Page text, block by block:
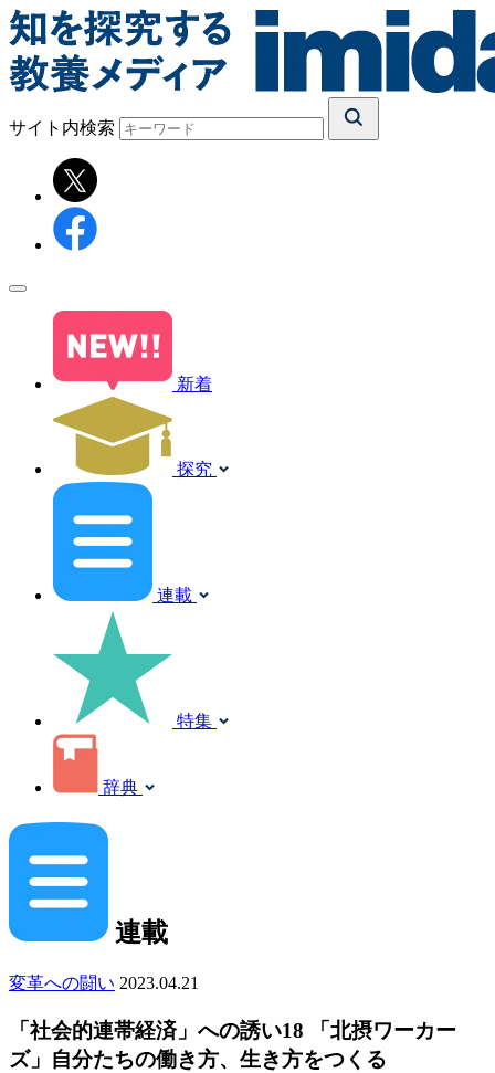
サイト内検索
新着
探究
連載
特集
辞典
連載
変革への闘い 2023.04.21
「社会的連帯経済」への誘い18 「北摂ワーカー
ズ」自分たちの働き方、生き方をつくる